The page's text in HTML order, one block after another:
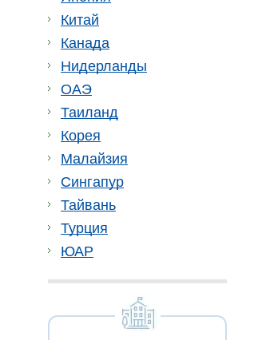
Китай
Канада
Нидерланды
ОАЭ
Таиланд
Корея
Малайзия
Сингапур
Тайвань
Турция
ЮАР